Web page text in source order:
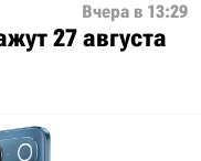
Вчера в 13:29
27 августа